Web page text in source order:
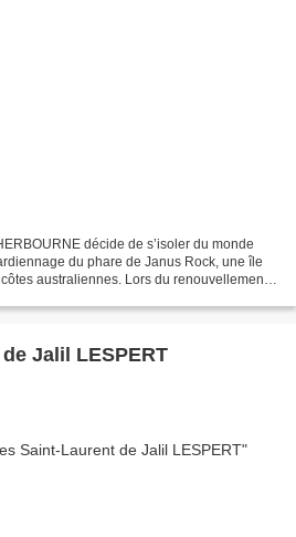
décide de s’isoler du monde
du phare de Janus Rock, une île
australiennes. Lors du renouvellement
Jalil LESPERT